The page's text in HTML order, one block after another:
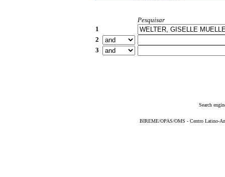
Pesquisar
1
2
3
Search
BIREME/OPAS/OMS - Centro Latino-